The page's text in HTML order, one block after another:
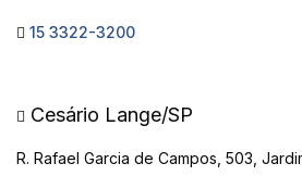
15 3322-3200
Cesário Lange/SP
R. Rafael Garcia de Campos, 503,